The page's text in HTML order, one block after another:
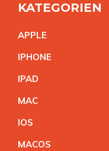
KATEGORIEN
APPLE
IPHONE
IPAD
MAC
IOS
MACOS